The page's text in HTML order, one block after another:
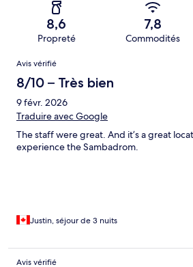
8,6
Propreté
7,8
Commodités
Avis
Avis vérifié
8/10 – Très bien
9 févr. 2026
Traduire avec Google
The staff were great. And it’s a great
experience the Sambadrom.
Justin, séjour de 3 nuits
Avis vérifié